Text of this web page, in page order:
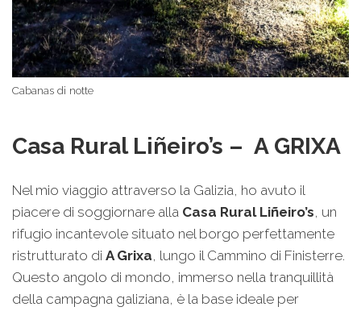
Cabanas di notte
Casa Rural Liñeiro’s – A GRIXA
Nel mio viaggio attraverso la Galizia, ho avuto il
piacere di soggiornare alla Casa Rural Liñeiro’s, un
rifugio incantevole situato nel borgo perfettamente
ristrutturato di A Grixa, lungo il Cammino di Finisterre.
Questo angolo di mondo, immerso nella tranquillità
della campagna galiziana, è la base ideale per